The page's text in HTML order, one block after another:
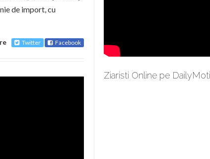
de import, cu
Twitter Facebook
Ziaristi Online pe